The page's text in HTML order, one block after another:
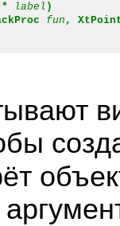
* label )
fun ,